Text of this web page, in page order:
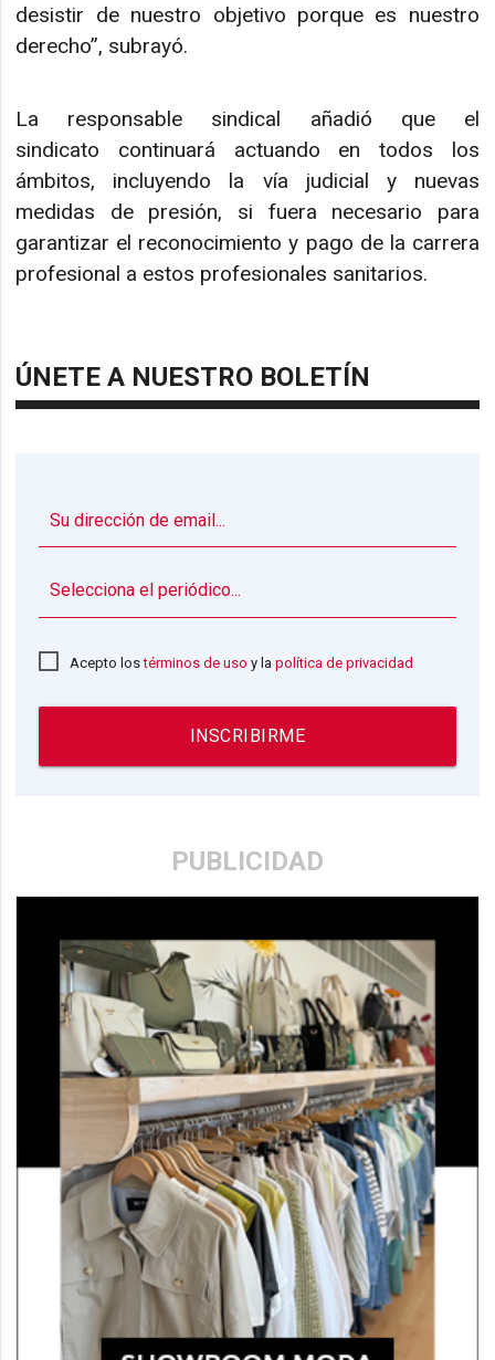
desistir de nuestro objetivo porque es nuestro
derecho”, subrayó.
La responsable sindical añadió que el
sindicato continuará actuando en todos los
ámbitos, incluyendo la vía judicial y nuevas
medidas de presión, si fuera necesario para
garantizar el reconocimiento y pago de la carrera
profesional a estos profesionales sanitarios.
ÚNETE A NUESTRO BOLETÍN
Acepto lostérminos de uso y lapolítica de privacidad
INSCRIBIRME
PUBLICIDAD